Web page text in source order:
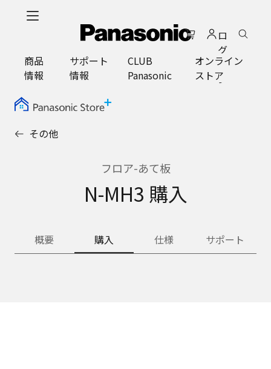
ロ
グ
イ
ン
商品
情報
サポート
情報
CLUB
Panasonic
オンライン
ストア
その他
フロア-あて板
N-MH3 購入
概要 購入 仕様 サポート